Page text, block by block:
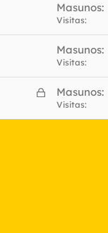
Masunos
Visitas
Masunos
Visitas
C
r
Masunos
Visitas